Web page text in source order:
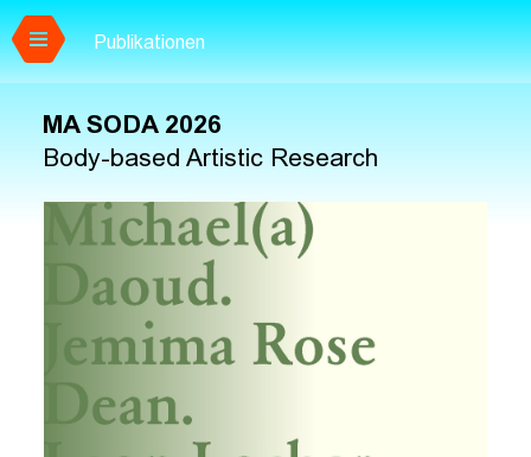
Zum Hauptinhalt springen
Publikationen
MA SODA 2026
Body-based Artistic Research